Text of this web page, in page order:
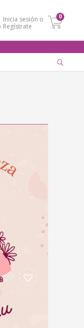
Inicia sesión o
Regístrate
0